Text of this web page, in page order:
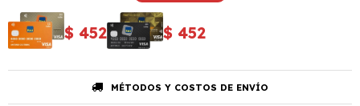
$ 452 $ 452
MÉTODOS Y COSTOS DE ENVÍO